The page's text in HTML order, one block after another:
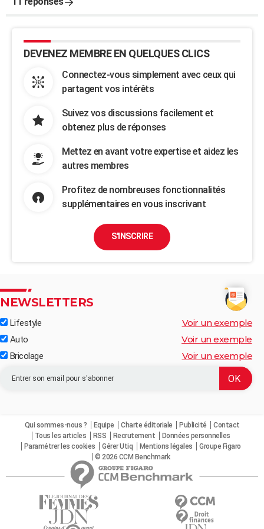
DEVENEZ MEMBRE EN QUELQUES CLICS
Connectez-vous simplement avec ceux qui
partagent vos intérêts
Suivez vos discussions facilement et
obtenez plus de réponses
Mettez en avant votre expertise et aidez les
autres membres
Profitez de nombreuses fonctionnalités
supplémentaires en vous inscrivant
S'INSCRIRE
NEWSLETTERS
Lifestyle Voir un exemple
Auto Voir un exemple
Bricolage Voir un exemple
Qui sommes-nous ? Equipe Charte éditoriale Publicité
Contact
Tous les articles
RSS Recrutement
Données personnelles
Paramétrer les cookies
Gérer Utiq Mentions légales
Groupe Figaro
© 2026 CCM Benchmark